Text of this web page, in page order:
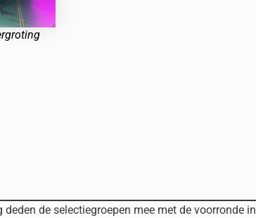
de selectiegroepen mee met de voorronde in